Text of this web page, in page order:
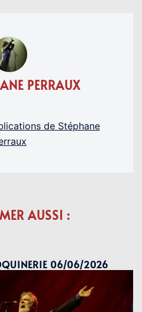
PERRAUX
de Stéphane
AUSSI :
06/06/2026